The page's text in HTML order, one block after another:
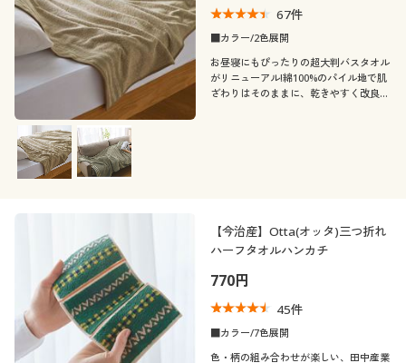
67件
■カラー/2色展開
お昼寝にもぴったりの超大判バスタオル
がリニューアル!綿100%のパイル地で肌
ざわりはそのままに、乾きやすく改良
【今治産】Otta(オッタ)三つ折れ
ハーフタオルハンカチ
770円
45件
■カラー/7色展開
色・柄の組み合わせが楽しい、田中産業